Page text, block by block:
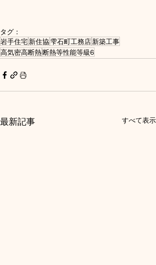
タグ：
岩手住宅新住協 雫石町工務店新築工事
高気密高断熱断熱等性能等級6
最新記事 すべて表示